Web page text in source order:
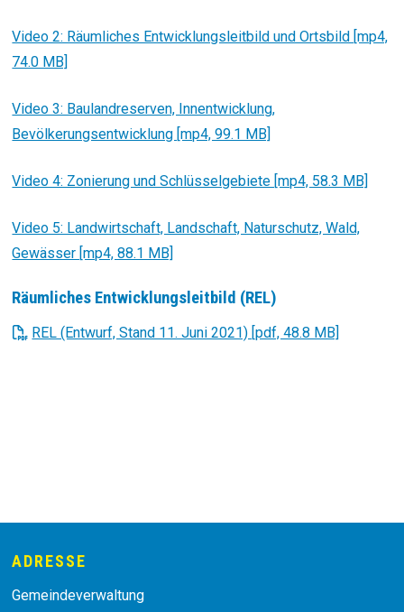
Video 2: Räumliches Entwicklungsleitbild und Ortsbild [mp4,
74.0 MB]
Video 3: Baulandreserven, Innentwicklung,
Bevölkerungsentwicklung [mp4, 99.1 MB]
Video 4: Zonierung und Schlüsselgebiete [mp4, 58.3 MB]
Video 5: Landwirtschaft, Landschaft, Naturschutz, Wald,
Gewässer [mp4, 88.1 MB]
Räumliches Entwicklungsleitbild (REL)
REL (Entwurf, Stand 11. Juni 2021) [pdf, 48.8 MB]
Footer
ADRESSE
Gemeindeverwaltung